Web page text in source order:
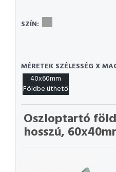
SZÍN:
MÉRETEK SZÉLESSÉG X
40x60mm
Földbe üthető
Oszloptartó
hosszú,